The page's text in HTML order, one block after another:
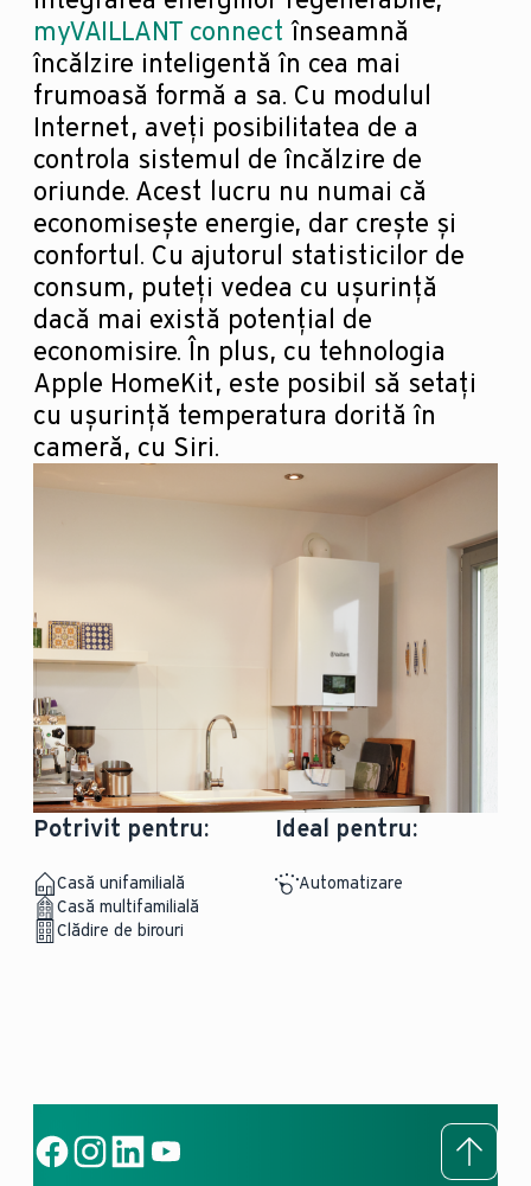
myVAILLANT connect înseamnă
încălzire inteligentă în cea mai
frumoasă formă a sa. Cu modulul
Internet, aveți posibilitatea de a
controla sistemul de încălzire de
oriunde. Acest lucru nu numai că
economisește energie, dar crește și
confortul. Cu ajutorul statisticilor de
consum, puteți vedea cu ușurință
dacă mai există potențial de
economisire. În plus, cu tehnologia
Apple HomeKit, este posibil să setați
cu ușurință temperatura dorită în
cameră, cu Siri.
Potrivit pentru:
Casă unifamilială
Casă multifamilială
Clădire de birouri
Ideal pentru:
Automatizare
To